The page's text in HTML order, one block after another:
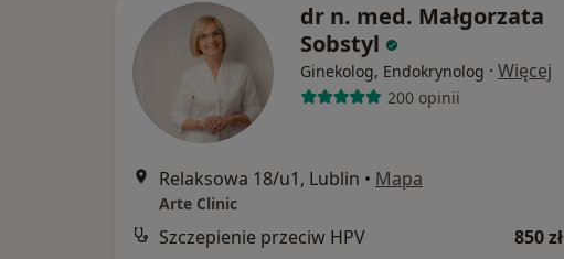
dr n. med. Małgorzata
Sobstyl
Ginekolog, Endokrynolog · Więcej
200 opinii
Relaksowa 18/u1, Lublin • Mapa
Arte Clinic
Szczepienie przeciw HPV 850 zł